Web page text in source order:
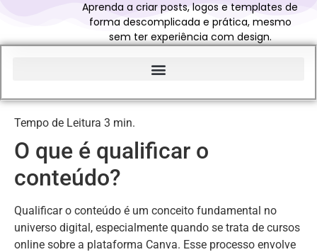
Aprenda a criar posts, logos e templates de
forma descomplicada e prática, mesmo
sem ter experiência com design.
O que é qualificar o
conteúdo?
Qualificar o conteúdo é um conceito fundamental no
universo digital, especialmente quando se trata de cursos
online sobre a plataforma Canva. Esse processo envolve